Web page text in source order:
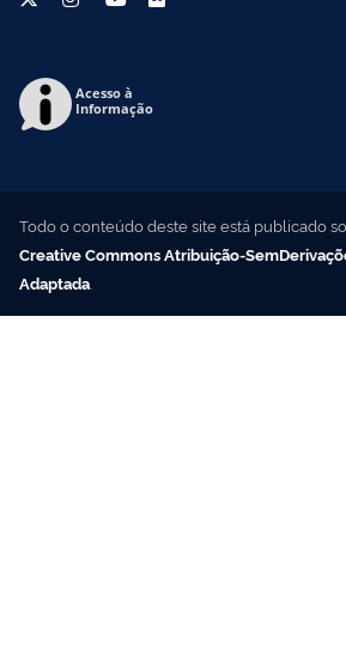
Acesso à
Informação
Todo o conteúdo deste site está publicado
Creative Commons Atribuição-
Adaptada